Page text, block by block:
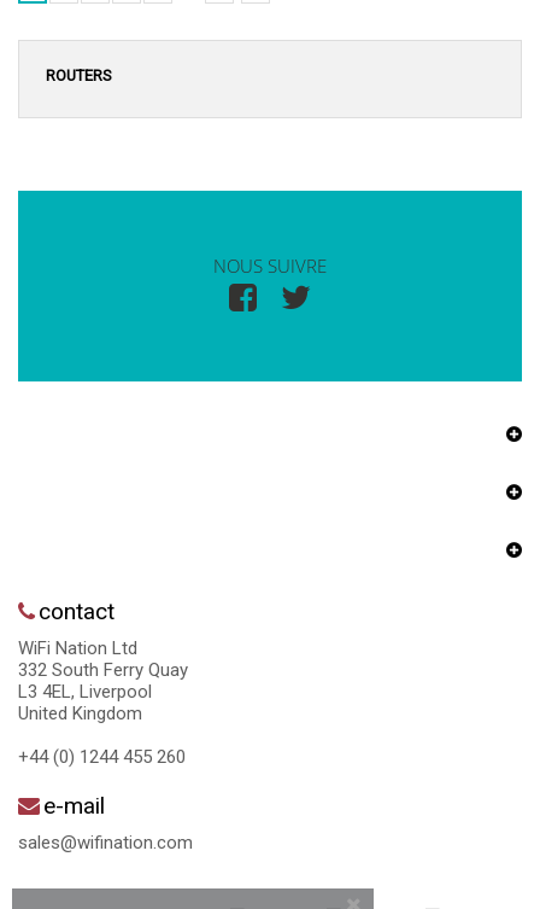
ROUTERS
NOUS SUIVRE
contact
WiFi Nation Ltd
332 South Ferry Quay
L3 4EL, Liverpool
United Kingdom
+44 (0) 1244 455 260
e-mail
sales@wifination.com